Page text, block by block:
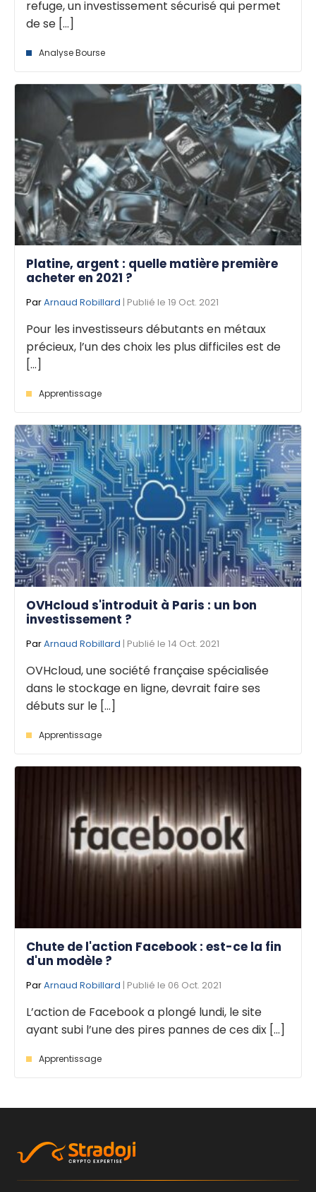
refuge, un investissement sécurisé qui permet
de se [...]
Analyse Bourse
Platine, argent : quelle matière première
acheter en 2021 ?
ParArnaud Robillard | Publié le 19 Oct. 2021
Pour les investisseurs débutants en métaux
précieux, l’un des choix les plus difficiles est de
[...]
Apprentissage
OVHcloud s'introduit à Paris : un bon
investissement ?
ParArnaud Robillard | Publié le 14 Oct. 2021
OVHcloud, une société française spécialisée
dans le stockage en ligne, devrait faire ses
débuts sur le [...]
Apprentissage
Chute de l'action Facebook : est-ce la fin
d'un modèle ?
ParArnaud Robillard | Publié le 06 Oct. 2021
L’action de Facebook a plongé lundi, le site
ayant subi l’une des pires pannes de ces dix [...]
Apprentissage